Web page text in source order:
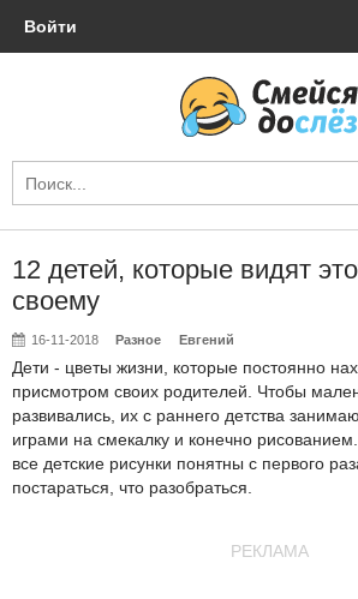
Войти
12 детей, которые видят
своему
16-11-2018 Разное Евгений
Дети - цветы жизни, которые постоянно
присмотром своих родителей. Чтобы
развивались, их с раннего детства
играми на смекалку и конечно
все детские рисунки понятны с первого
постараться, что разобраться.
РЕКЛАМА